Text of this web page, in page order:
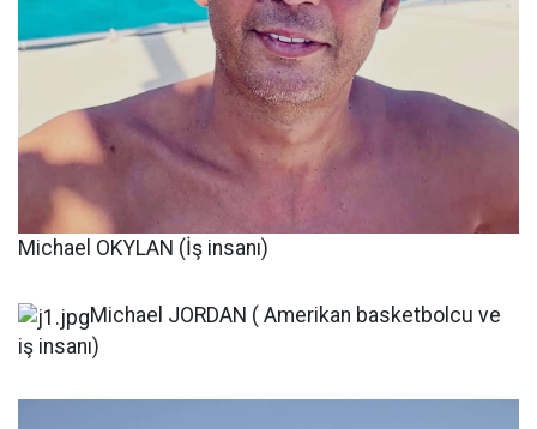
Michael OKYLAN (İş insanı)
Michael JORDAN ( Amerikan basketbolcu ve
iş insanı)